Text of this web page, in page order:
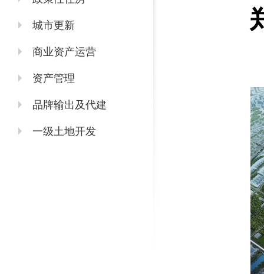
城市更新
商业资产运营
资产管理
品牌输出及代建
一级土地开发